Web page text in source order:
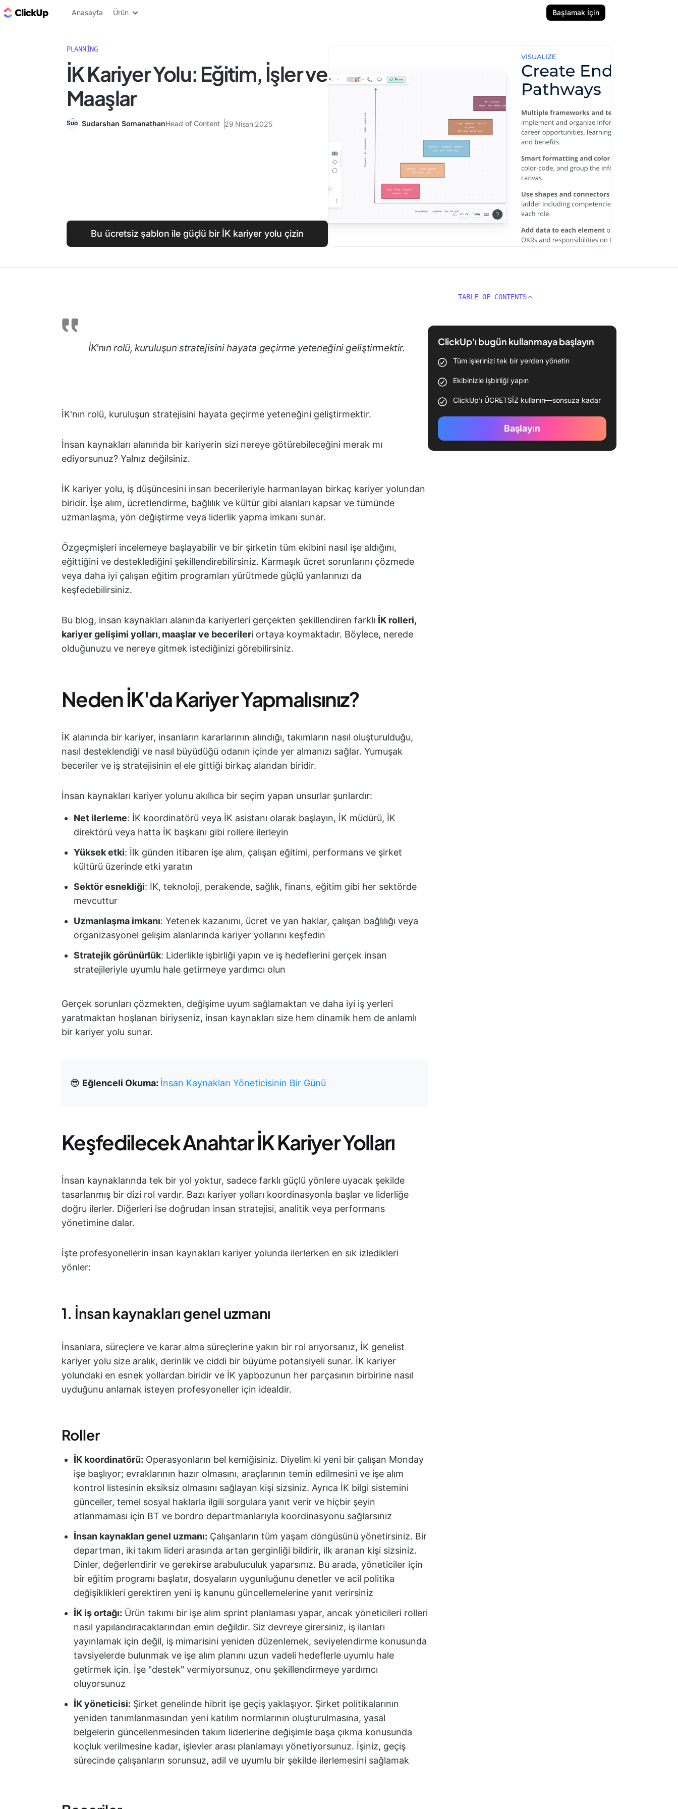
ClickUp Blog
Anasayfa Ürün Başlamak İçin
PLANNING
İK Kariyer Yolu: Eğitim, İşler ve
Maaşlar
Sudarshan SomanathanHead of Content 29 Nisan 2025
Bu ücretsiz şablon ile güçlü bir İK kariyer yolu çizin
İK'nın rolü, kuruluşun stratejisini hayata geçirme yeteneğini geliştirmektir.
İK'nın rolü, kuruluşun stratejisini hayata geçirme yeteneğini geliştirmektir.
İnsan kaynakları alanında bir kariyerin sizi nereye götürebileceğini merak mı
ediyorsunuz? Yalnız değilsiniz.
İK kariyer yolu, iş düşüncesini insan becerileriyle harmanlayan birkaç kariyer yolundan
biridir. İşe alım, ücretlendirme, bağlılık ve kültür gibi alanları kapsar ve tümünde
uzmanlaşma, yön değiştirme veya liderlik yapma imkanı sunar.
Özgeçmişleri incelemeye başlayabilir ve bir şirketin tüm ekibini nasıl işe aldığını,
eğittiğini ve desteklediğini şekillendirebilirsiniz. Karmaşık ücret sorunlarını çözmede
veya daha iyi çalışan eğitim programları yürütmede güçlü yanlarınızı da
keşfedebilirsiniz.
Bu blog, insan kaynakları alanında kariyerleri gerçekten şekillendiren farklı İK rolleri,
kariyer gelişimi yolları, maaşlar ve becerileri ortaya koymaktadır. Böylece, nerede
olduğunuzu ve nereye gitmek istediğinizi görebilirsiniz.
Neden İK'da Kariyer Yapmalısınız?
İK alanında bir kariyer, insanların kararlarının alındığı, takımların nasıl oluşturulduğu,
nasıl desteklendiği ve nasıl büyüdüğü odanın içinde yer almanızı sağlar. Yumuşak
beceriler ve iş stratejisinin el ele gittiği birkaç alandan biridir.
İnsan kaynakları kariyer yolunu akıllıca bir seçim yapan unsurlar şunlardır:
Net ilerleme: İK koordinatörü veya İK asistanı olarak başlayın, İK müdürü, İK
direktörü veya hatta İK başkanı gibi rollere ilerleyin
Yüksek etki: İlk günden itibaren işe alım, çalışan eğitimi, performans ve şirket
kültürü üzerinde etki yaratın
Sektör esnekliği: İK, teknoloji, perakende, sağlık, finans, eğitim gibi her sektörde
mevcuttur
Uzmanlaşma imkanı: Yetenek kazanımı, ücret ve yan haklar, çalışan bağlılığı veya
organizasyonel gelişim alanlarında kariyer yollarını keşfedin
Stratejik görünürlük: Liderlikle işbirliği yapın ve iş hedeflerini gerçek insan
stratejileriyle uyumlu hale getirmeye yardımcı olun
Gerçek sorunları çözmekten, değişime uyum sağlamaktan ve daha iyi iş yerleri
yaratmaktan hoşlanan biriyseniz, insan kaynakları size hem dinamik hem de anlamlı
bir kariyer yolu sunar.
😎 Eğlenceli Okuma: İnsan Kaynakları Yöneticisinin Bir Günü
Keşfedilecek Anahtar İK Kariyer Yolları
İnsan kaynaklarında tek bir yol yoktur, sadece farklı güçlü yönlere uyacak şekilde
tasarlanmış bir dizi rol vardır. Bazı kariyer yolları koordinasyonla başlar ve liderliğe
doğru ilerler. Diğerleri ise doğrudan insan stratejisi, analitik veya performans
yönetimine dalar.
İşte profesyonellerin insan kaynakları kariyer yolunda ilerlerken en sık izledikleri
yönler:
1. İnsan kaynakları genel uzmanı
İnsanlara, süreçlere ve karar alma süreçlerine yakın bir rol arıyorsanız, İK genelist
kariyer yolu size aralık, derinlik ve ciddi bir büyüme potansiyeli sunar. İK kariyer
yolundaki en esnek yollardan biridir ve İK yapbozunun her parçasının birbirine nasıl
uyduğunu anlamak isteyen profesyoneller için idealdir.
Roller
İK koordinatörü: Operasyonların bel kemiğisiniz. Diyelim ki yeni bir çalışan Monday
işe başlıyor; evraklarının hazır olmasını, araçlarının temin edilmesini ve işe alım
kontrol listesinin eksiksiz olmasını sağlayan kişi sizsiniz. Ayrıca İK bilgi sistemini
günceller, temel sosyal haklarla ilgili sorgulara yanıt verir ve hiçbir şeyin
atlanmaması için BT ve bordro departmanlarıyla koordinasyonu sağlarsınız
İnsan kaynakları genel uzmanı: Çalışanların tüm yaşam döngüsünü yönetirsiniz. Bir
departman, iki takım lideri arasında artan gerginliği bildirir, ilk aranan kişi sizsiniz.
Dinler, değerlendirir ve gerekirse arabuluculuk yaparsınız. Bu arada, yöneticiler için
bir eğitim programı başlatır, dosyaların uygunluğunu denetler ve acil politika
değişiklikleri gerektiren yeni iş kanunu güncellemelerine yanıt verirsiniz
İK iş ortağı: Ürün takımı bir işe alım sprint planlaması yapar, ancak yöneticileri rolleri
nasıl yapılandıracaklarından emin değildir. Siz devreye girersiniz, iş ilanları
yayınlamak için değil, iş mimarisini yeniden düzenlemek, seviyelendirme konusunda
tavsiyelerde bulunmak ve işe alım planını uzun vadeli hedeflerle uyumlu hale
getirmek için. İşe "destek" vermiyorsunuz, onu şekillendirmeye yardımcı
oluyorsunuz
İK yöneticisi: Şirket genelinde hibrit işe geçiş yaklaşıyor. Şirket politikalarının
yeniden tanımlanmasından yeni katılım normlarının oluşturulmasına, yasal
belgelerin güncellenmesinden takım liderlerine değişimle başa çıkma konusunda
koçluk verilmesine kadar, işlevler arası planlamayı yönetiyorsunuz. İşiniz, geçiş
sürecinde çalışanların sorunsuz, adil ve uyumlu bir şekilde ilerlemesini sağlamak
TABLE OF CONTENTS
ClickUp'ı bugün kullanmaya başlayın
Tüm işlerinizi tek bir yerden yönetin
Ekibinizle işbirliği yapın
ClickUp'ı ÜCRETSİZ kullanın—sonsuza kadar
Başlayın